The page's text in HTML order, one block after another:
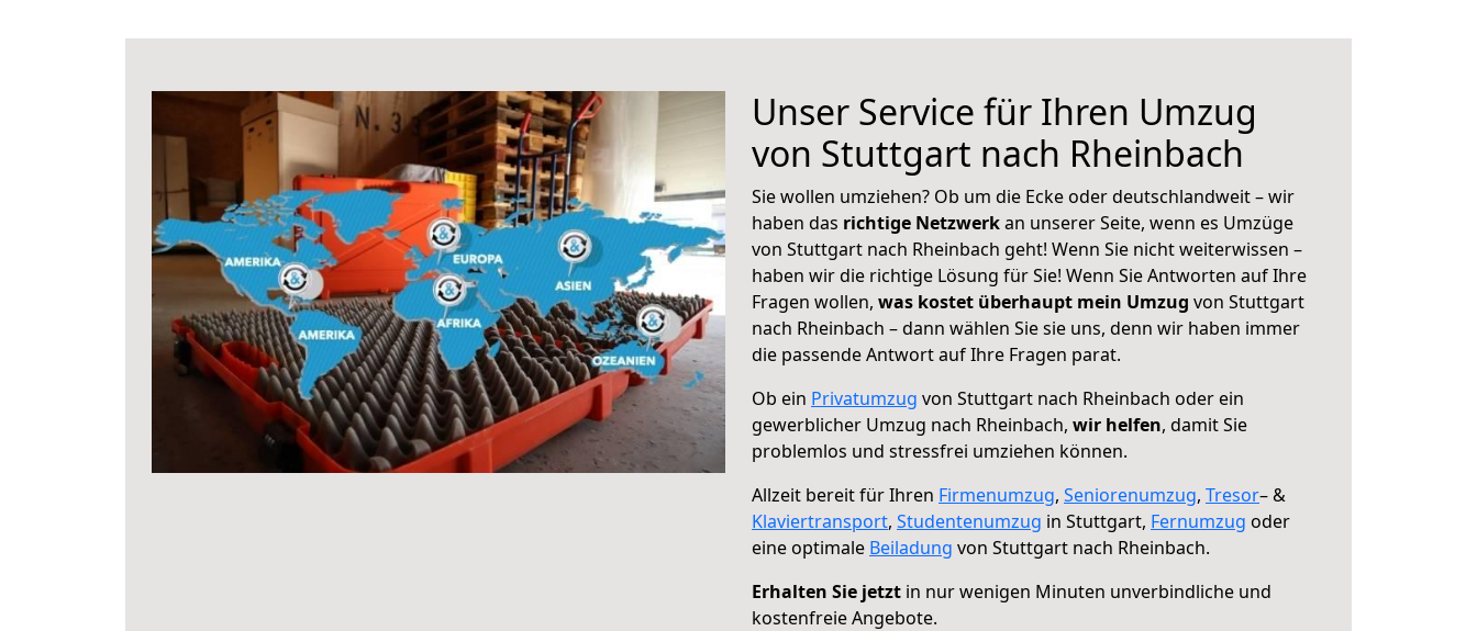
Unser Service für Ihren Umzug
von Stuttgart nach Rheinbach
Sie wollen umziehen? Ob um die Ecke oder deutschlandweit – wir
haben das richtige Netzwerkan unserer Seite, wenn es Umzüge
von Stuttgart nach Rheinbach geht! Wenn Sie nicht weiterwissen –
haben wir die richtige Lösung für Sie! Wenn Sie Antworten auf Ihre
Fragen wollen, was kostet überhaupt mein Umzug von Stuttgart
nach Rheinbach – dann wählen Sie sie uns, denn wir haben immer
die passende Antwort auf Ihre Fragen parat.
Ob ein Privatumzug von Stuttgart nach Rheinbach oder ein
gewerblicher Umzug nach Rheinbach, wir helfen, damit Sie
problemlos und stressfrei umziehen können.
Allzeit bereit für Ihren Firmenumzug, Seniorenumzug, Tresor– &
Klaviertransport, Studentenumzug in Stuttgart, Fernumzug oder
eine optimale Beiladung von Stuttgart nach Rheinbach.
Erhalten Sie jetzt in nur wenigen Minuten unverbindliche und
kostenfreie Angebote.